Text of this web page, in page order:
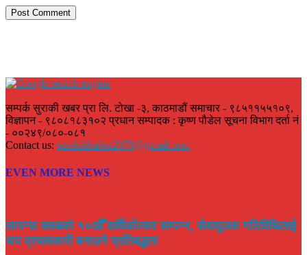
सम्पर्क सुराकी खबर प्रा लि. टोखा -३, काठमाडौं समाचार - ९८५११५५१०९,
विज्ञापन - ९८०८१८३१०२ प्रधान सम्पादक : कृष्ण पौडेल सूचना विभाग दर्ता नं
- ००२४९/०८०-०८१
Contact us: surakikhabar2078@gmail.com
EVEN MORE NEWS
लायन्स क्लबको १०औँ वार्षिकोत्सव सम्पन्न, सेवामूलक गतिविधिलाई
थप प्रभावकारी बनाउने प्रतिबद्धता